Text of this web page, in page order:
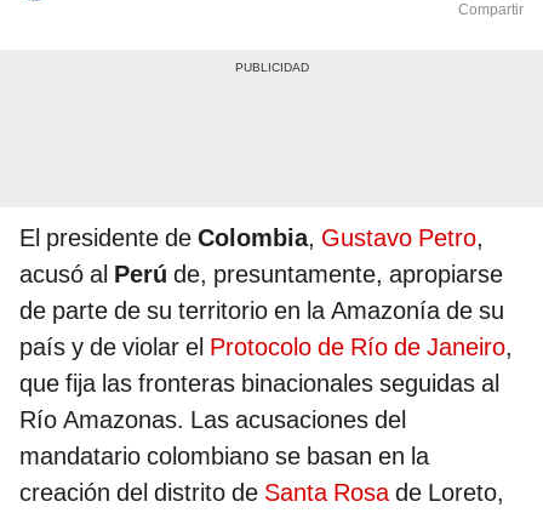
Compartir
El presidente de Colombia, Gustavo Petro,
acusó al Perú de, presuntamente, apropiarse
de parte de su territorio en la Amazonía de su
país y de violar el Protocolo de Río de Janeiro,
que fija las fronteras binacionales seguidas al
Río Amazonas. Las acusaciones del
mandatario colombiano se basan en la
creación del distrito de Santa Rosade Loreto,